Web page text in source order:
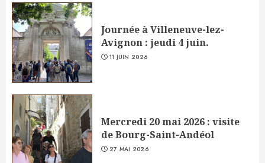
Journée à Villeneuve-lez-
Avignon : jeudi 4 juin.
11 JUIN 2026
Mercredi 20 mai 2026 : visite
de Bourg-Saint-Andéol
27 MAI 2026